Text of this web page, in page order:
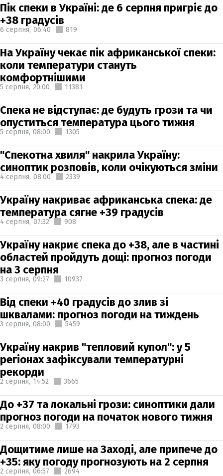
Пік спеки в Україні: де 6 серпня пригріє до
+38 градусів
6 серпня, 06:40 819
На Україну чекає пік африканської спеки:
коли температури стануть
комфортнішими
5 серпня, 20:00 11381
Спека не відступає: де будуть грози та чи
опуститься температура цього тижня
5 серпня, 08:00 1305
"Спекотна хвиля" накрила Україну:
синоптик розповів, коли очікуються зміни
4 серпня, 08:00 2339
Україну накриває африканська спека: де
температура сягне +39 градусів
4 серпня, 07:32 908
Україну накриє спека до +38, але в частині
областей пройдуть дощі: прогноз погоди
на 3 серпня
3 серпня, 09:27 10937
Від спеки +40 градусів до злив зі
шквалами: прогноз погоди на тиждень
3 серпня, 08:00 5459
Україну накрив "тепловий купол": у 5
регіонах зафіксували температурні
рекорди
2 серпня, 14:52 3665
До +37 та локальні грози: синоптики дали
прогноз погоди на початок нового тижня
2 серпня, 08:00 1793
Дощитиме лише на Заході, але припече до
+35: яку погоду прогнозують на 2 серпня
2 серпня, 06:57 2694